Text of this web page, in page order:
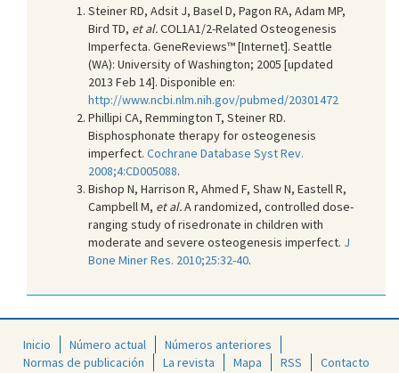
Steiner RD, Adsit J, Basel D, Pagon RA, Adam MP,
Bird TD, et al.COL1A1/2-Related Osteogenesis
Imperfecta. GeneReviews™ [Internet]. Seattle
(WA): University of Washington; 2005 [updated
2013 Feb 14]. Disponible en:
http://www.ncbi.nlm.nih.gov/pubmed/20301472
Phillipi CA, Remmington T, Steiner RD.
Bisphosphonate therapy for osteogenesis
imperfect. Cochrane Database Syst Rev.
2008;4:CD005088.
Bishop N, Harrison R, Ahmed F, Shaw N, Eastell R,
Campbell M, et al.A randomized, controlled dose-
ranging study of risedronate in children with
moderate and severe osteogenesis imperfect. J
Bone Miner Res. 2010;25:32-40.
Inicio Número actual
Números anteriores
Normas de publicación
La revista Mapa RSS Contacto